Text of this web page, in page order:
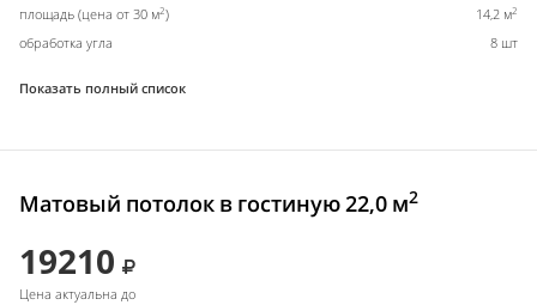
площадь (цена от 30 м2) 14,2 м2
обработка угла 8 шт
Показать полный список
Матовый потолок в гостиную 22,0 м2
19210
Цена актуальна до